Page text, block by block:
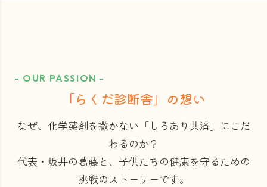
- OUR PASSION -
「らくだ診断舎」の想い
なぜ、化学薬剤を撒かない「しろあり共済」にこだ
わるのか？
代表・坂井の葛藤と、子供たちの健康を守るための
挑戦のストーリーです。